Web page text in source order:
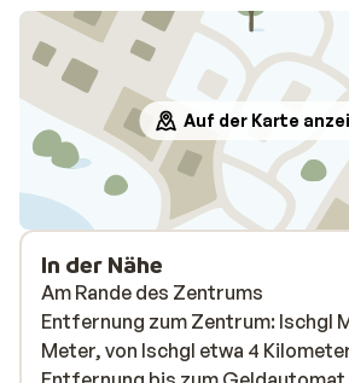
Auf der Karte
In der Nähe
Am Rande des Zentrums
Entfernung zum Zentrum: Ischgl
Meter, von Ischgl etwa 4